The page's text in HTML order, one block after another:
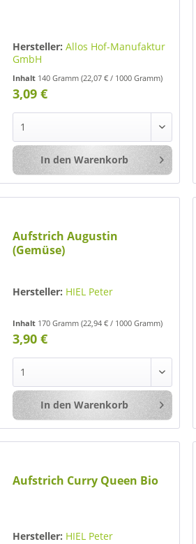
Hersteller: Allos Hof-Manufaktur
GmbH
Inhalt 140 Gramm(22,07 € / 1000 Gramm)
3,09 €
In den Warenkorb
Aufstrich Augustin
(Gemüse)
Hersteller: HIEL Peter
Inhalt 170 Gramm(22,94 € / 1000 Gramm)
3,90 €
In den Warenkorb
Aufstrich Curry Queen Bio
Hersteller: HIEL Peter